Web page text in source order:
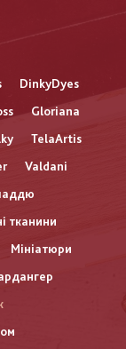
DinkyDyes
Gloriana
TelaArtis
Valdani
тканини
Мініатюри